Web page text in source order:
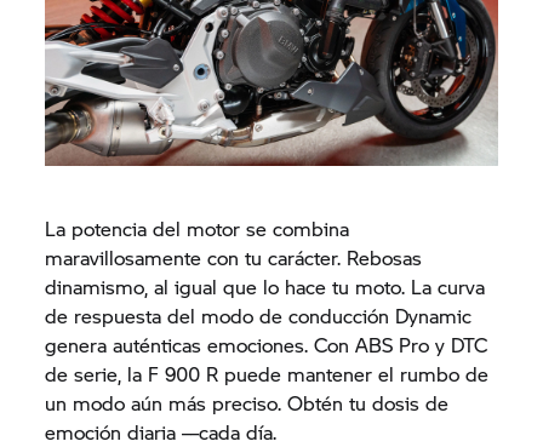
La potencia del motor se combina
maravillosamente con tu carácter. Rebosas
dinamismo, al igual que lo hace tu moto. La curva
de respuesta del modo de conducción Dynamic
genera auténticas emociones. Con ABS Pro y DTC
de serie, la F 900 R puede mantener el rumbo de
un modo aún más preciso. Obtén tu dosis de
emoción diaria ––cada día.